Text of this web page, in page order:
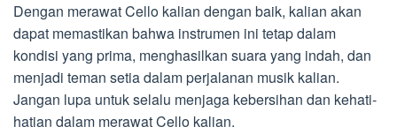
Dengan merawat Cello kalian dengan baik, kalian akan
dapat memastikan bahwa instrumen ini tetap dalam
kondisi yang prima, menghasilkan suara yang indah, dan
menjadi teman setia dalam perjalanan musik kalian.
Jangan lupa untuk selalu menjaga kebersihan dan kehati-
hatian dalam merawat Cello kalian.